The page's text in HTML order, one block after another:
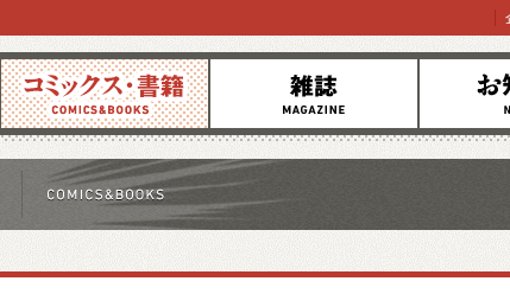
コミックス 雑誌 お知らせ